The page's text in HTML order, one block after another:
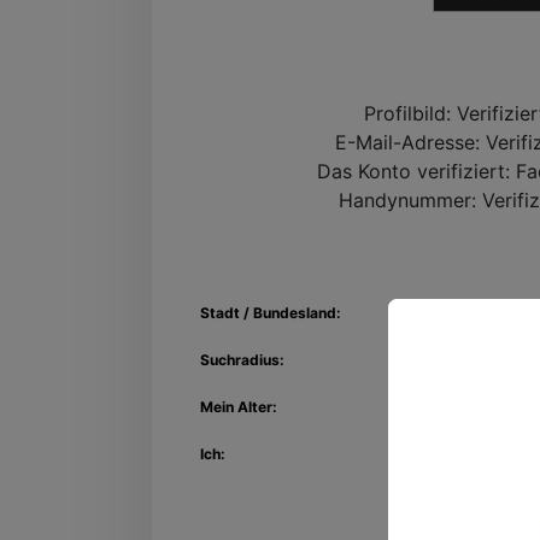
Profilbild:
E-Mail-Adresse:
Das Konto verifiziert:
Handynummer:
Stadt / Bundesland:
Suchradius:
Mein Alter:
Ich: